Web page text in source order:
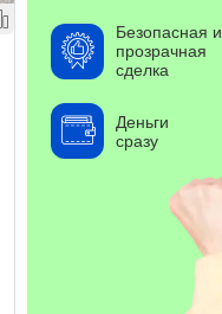
Безопасная и
прозрачная
сделка
Деньги
сразу